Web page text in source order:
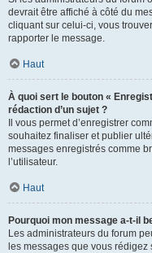
devrait être affiché à côté du
cliquant sur celui-ci, vous
rapporter le message.
Haut
À quoi sert le bouton «
rédaction d’un sujet ?
Il vous permet d’enregistrer
souhaitez finaliser et publier
messages enregistrés comme
l’utilisateur.
Haut
Pourquoi mon message a-t-il
Les administrateurs du forum
les messages que vous